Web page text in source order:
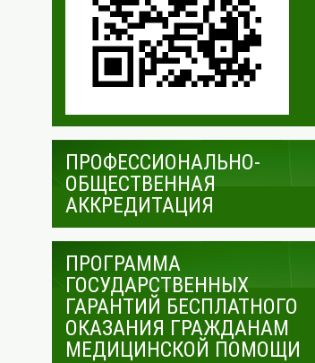
ПРОФЕССИОНАЛЬНО-
ОБЩЕСТВЕННАЯ
АККРЕДИТАЦИЯ
ПРОГРАММА
ГОСУДАРСТВЕННЫХ
ГАРАНТИЙ БЕСПЛАТНОГО
ОКАЗАНИЯ ГРАЖДАНАМ
МЕДИЦИНСКОЙ ПОМОЩИ